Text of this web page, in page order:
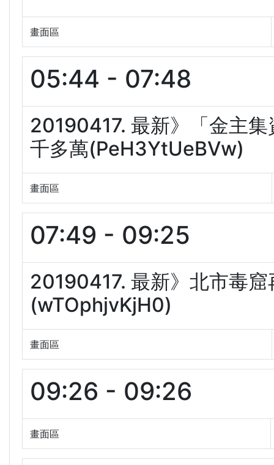
畫面區
05:44 - 07:48
20190417. 最新》「金主
千多萬(PeH3YtUeBVw)
畫面區
07:49 - 09:25
20190417. 最新》北市毒
(wTOphjvKjH0)
畫面區
09:26 - 09:26
畫面區